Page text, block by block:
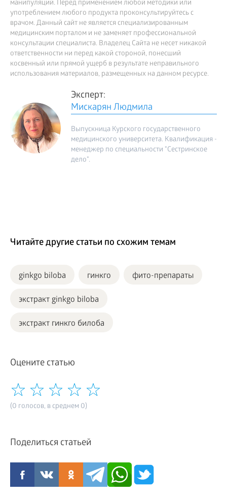
манипуляций. Перед применением любой методики или
употреблением любого продукта проконсультируйтесь с
врачом. Данный сайт не является специализированным
медицинским порталом и не заменяет профессиональной
консультации специалиста. Владелец Сайта не несет никакой
ответственности ни перед какой стороной, понесший
косвенный или прямой ущерб в результате неправильного
использования материалов, размещенных на данном ресурсе.
Эксперт:
Мискарян Людмила
Выпускница Курского государственного
медицинского университета. Квалификация -
менеджер по специальности "Сестринское
дело".
Читайте другие статьи по схожим темам
ginkgo biloba гинкго фито-препараты
экстракт ginkgo biloba
экстракт гинкго билоба
Оцените статью
(0 голосов, в среднем 0)
Поделиться статьей